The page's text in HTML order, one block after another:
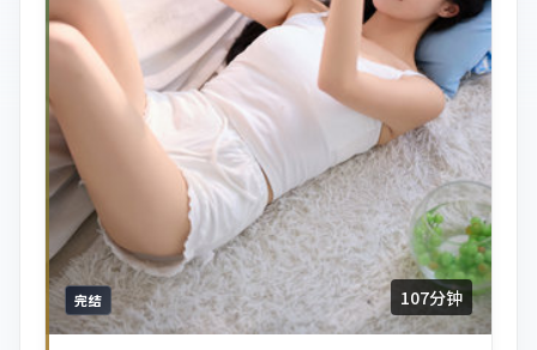
完结 107分钟